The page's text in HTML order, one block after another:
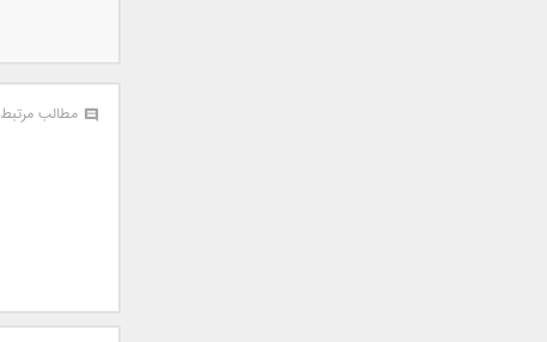
مطالب مرتبط